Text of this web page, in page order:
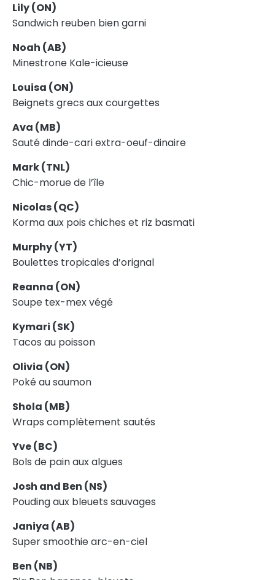
Lily (ON)
Sandwich reuben bien garni
Noah (AB)
Minestrone Kale-icieuse
Louisa (ON)
Beignets grecs aux courgettes
Ava (MB)
Sauté dinde-cari extra-oeuf-dinaire
Mark (TNL)
Chic-morue de l’île
Nicolas (QC)
Korma aux pois chiches et riz basmati
Murphy (YT)
Boulettes tropicales d’orignal
Reanna (ON)
Soupe tex-mex végé
Kymari (SK)
Tacos au poisson
Olivia (ON)
Poké au saumon
Shola (MB)
Wraps complètement sautés
Yve (BC)
Bols de pain aux algues
Josh and Ben (NS)
Pouding aux bleuets sauvages
Janiya (AB)
Super smoothie arc-en-ciel
Ben (NB)